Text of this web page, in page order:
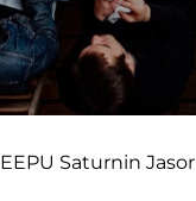
EEPU Saturnin Jasor